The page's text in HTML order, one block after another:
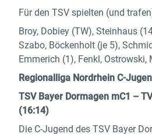
Für den TSV spielten (und
Broy, Dobiey (TW), Steinhaus
Szabo, Böckenholt (je 5),
Emmerich (1), Fenkl, Ostrowski,
Regionalliga Nordrhein C-
TSV Bayer Dormagen mC1 –
(16:14)
Die C-Jugend des TSV Bayer